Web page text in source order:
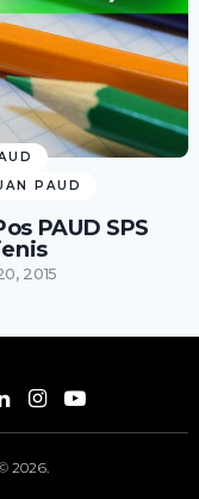
PAUD
PAUD SPS
2015
2026.